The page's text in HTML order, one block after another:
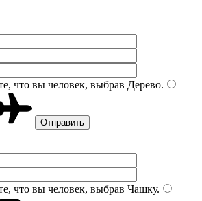
что вы человек, выбрав Дерево.
что вы человек, выбрав Чашку.